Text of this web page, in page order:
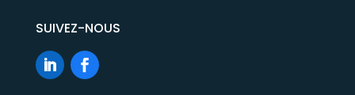
SUIVEZ-NOUS